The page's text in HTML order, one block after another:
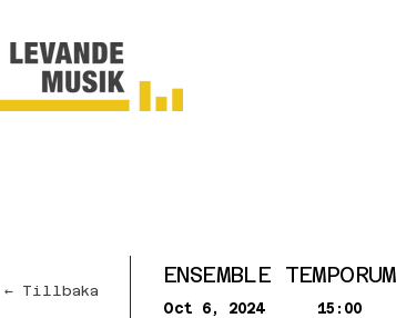
← Tillbaka
ENSEMBLE
Oct 6, 2024 15:00